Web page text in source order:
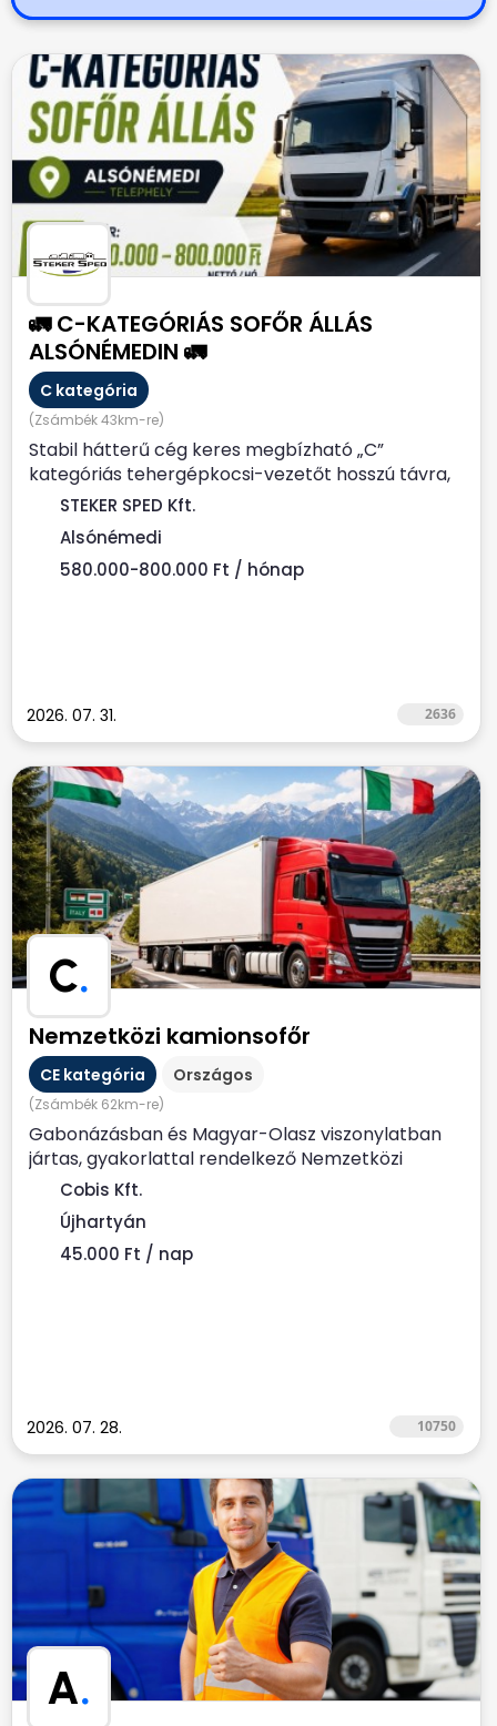
🚛 C-KATEGÓRIÁS SOFŐR ÁLLÁS
ALSÓNÉMEDIN 🚛
C kategória
(Zsámbék 43km-re)
Stabil hátterű cég keres megbízható „C”
kategóriás tehergépkocsi-vezetőt hosszú távra,
Alsónémedi...
STEKER SPED Kft.
Alsónémedi
580.000-800.000 Ft / hónap
2026. 07. 31. 2636
C.
Nemzetközi kamionsofőr
CE kategória Országos
(Zsámbék 62km-re)
Gabonázásban és Magyar-Olasz viszonylatban
jártas, gyakorlattal rendelkező Nemzetközi
kamionsofőrt keresünk....
Cobis Kft.
Újhartyán
45.000 Ft / nap
2026. 07. 28. 10750
A.